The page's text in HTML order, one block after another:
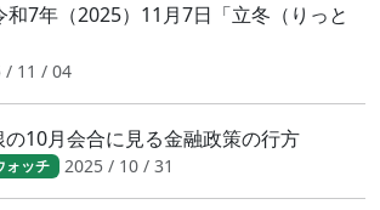
7年（2025）11月7日「立冬（りっと
/ 11 / 04
10月会合に見る金融政策の行方
ォッチ 2025 / 10 / 31